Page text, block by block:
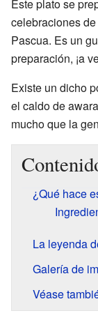
Este plato se
celebraciones de
Pascua. Es un
preparación, ¡a
Existe un dicho
el caldo de
mucho que la
¿Qué hace
La leyenda
Galería de
Véase